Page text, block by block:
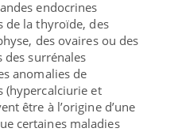
endocrines
de la thyroïde, des
des ovaires ou des
des surrénales
anomalies de
(hypercalciurie et
être à l’origine d’une
certaines maladies